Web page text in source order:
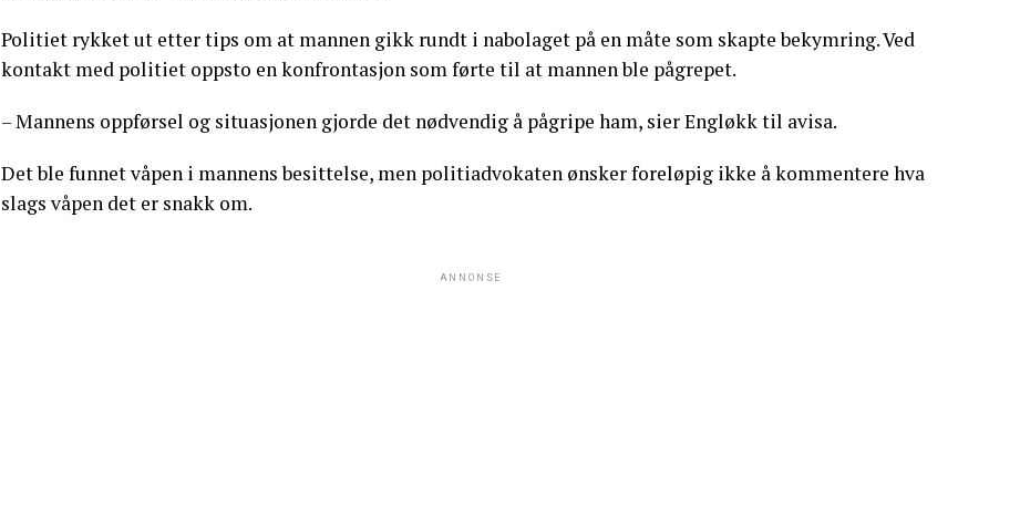
Politiet rykket ut etter tips om at mannen gikk rundt i nabolaget på en måte som skapte bekymring. Ved
kontakt med politiet oppsto en konfrontasjon som førte til at mannen ble pågrepet.
– Mannens oppførsel og situasjonen gjorde det nødvendig å pågripe ham, sier Engløkk til avisa.
Det ble funnet våpen i mannens besittelse, men politiadvokaten ønsker foreløpig ikke å kommentere hva
slags våpen det er snakk om.
ANNONSE